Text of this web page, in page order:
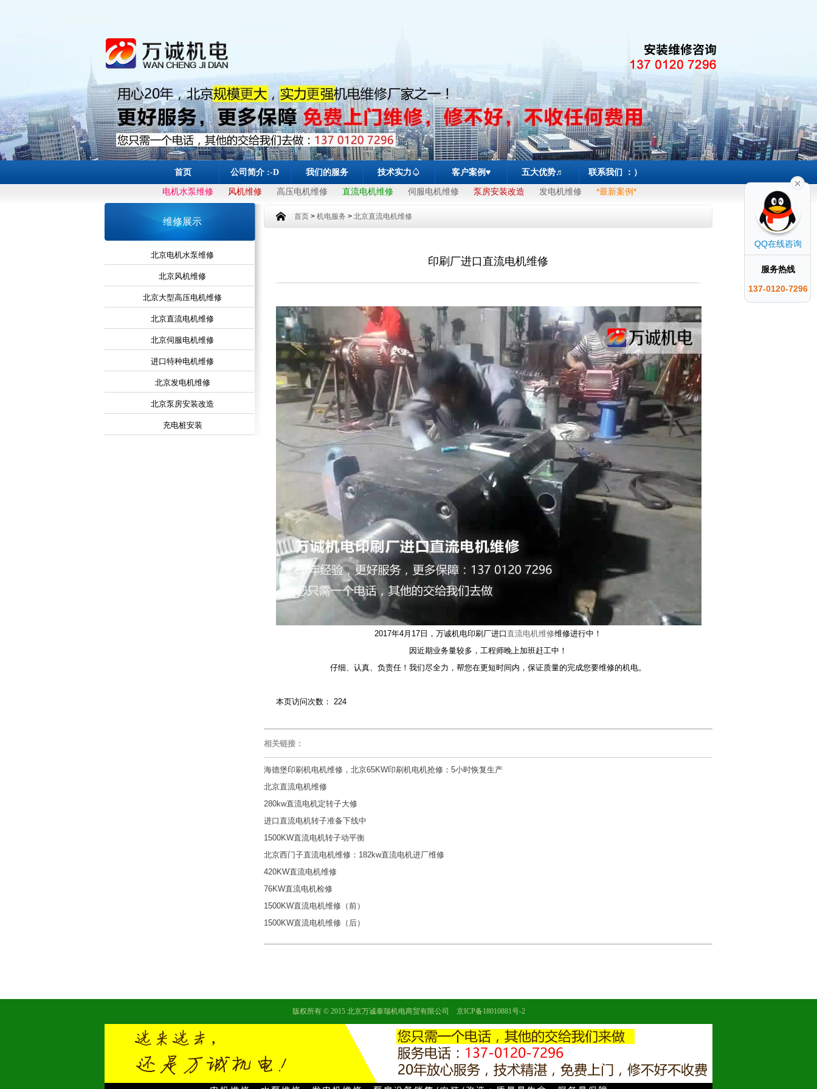
首页 公司简介 :-D 我们的服务 技术实力♤ 客户案例♥ 五大优势♬ 联系我们 ：）
电机水泵维修 风机维修 高压电机维修 直流电机维修 伺服电机维修 泵房安装改造 发电机维修 *最新案例*
维修展示
北京电机水泵维修
北京风机维修
北京大型高压电机维修
北京直流电机维修
北京伺服电机维修
进口特种电机维修
北京发电机维修
北京泵房安装改造
充电桩安装
首页 > 机电服务 > 北京直流电机维修
印刷厂进口直流电机维修
2017年4月17日，万诚机电印刷厂进口直流电机维修维修进行中！
因近期业务量较多，工程师晚上加班赶工中！
仔细、认真、负责任！我们尽全力，帮您在更短时间内，保证质量的完成您要维修的机电。
本页访问次数： 224
相关链接：
海德堡印刷机电机维修，北京65KW印刷机电机抢修：5小时恢复生产
北京直流电机维修
280kw直流电机定转子大修
进口直流电机转子准备下线中
1500KW直流电机转子动平衡
北京西门子直流电机维修：182kw直流电机进厂维修
420KW直流电机维修
76KW直流电机检修
1500KW直流电机维修（前）
1500KW直流电机维修（后）
版权所有 © 2015 北京万诚泰瑞机电商贸有限公司 京ICP备18010881号-2
QQ在线咨询
服务热线
137-0120-7296